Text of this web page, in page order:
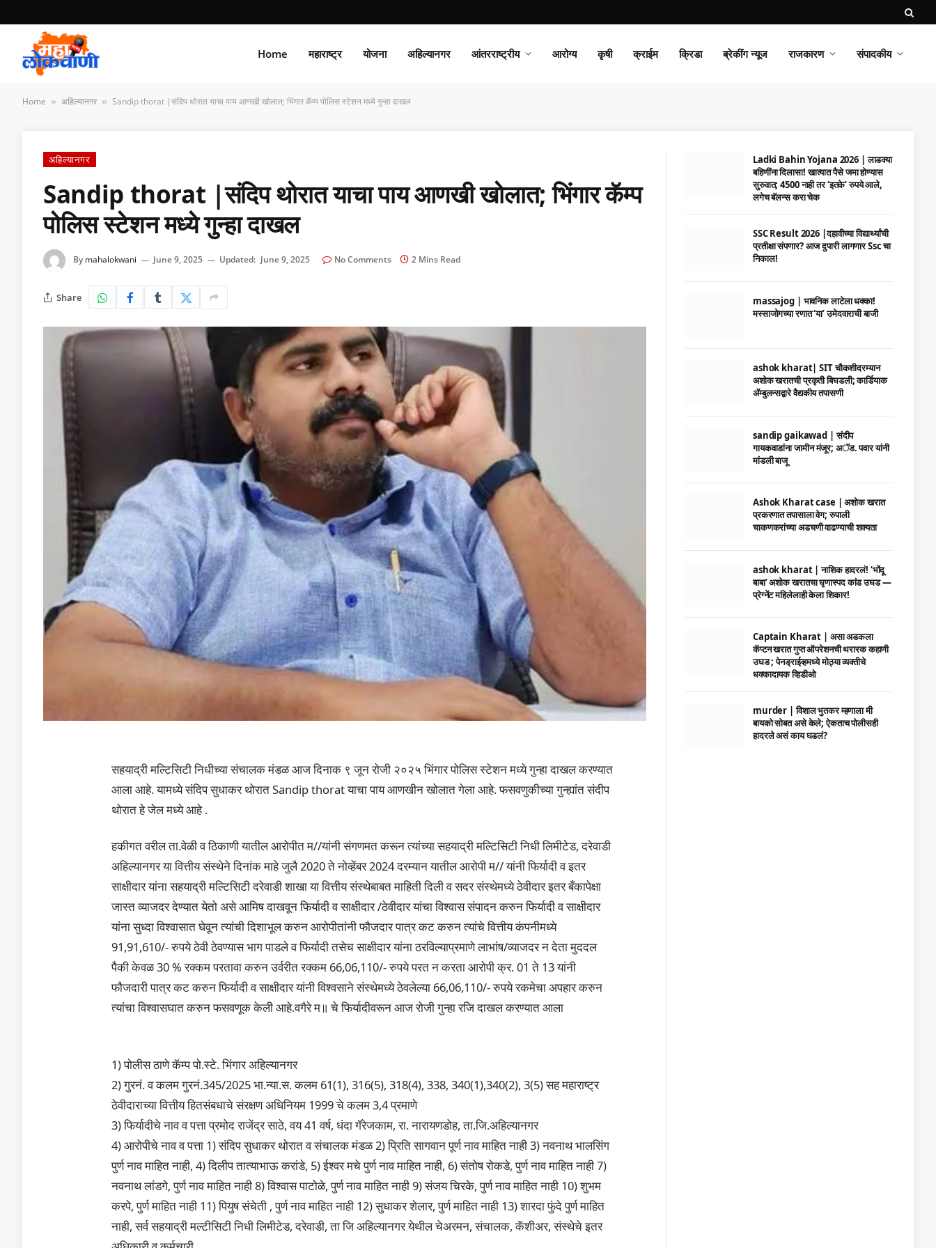
Home महाराष्ट्र योजना अहिल्यानगर आंतरराष्ट्रीय आरोग्य कृषी क्राईम क्रिडा ब्रेकींग न्यूज राजकारण संपादकीय
Home » अहिल्यानगर » Sandip thorat |संदिप थोरात याचा पाय आणखी खोलात; भिंगार कॅम्प पोलिस स्टेशन मध्ये गुन्हा दाखल
अहिल्यानगर
Sandip thorat |संदिप थोरात याचा पाय आणखी खोलात; भिंगार कॅम्प
पोलिस स्टेशन मध्ये गुन्हा दाखल
By mahalokwani June 9, 2025 Updated: June 9, 2025 No Comments 2 Mins Read
Share
सहयाद्री मल्टिसिटी निधीच्या संचालक मंडळ आज दिनाक ९ जून रोजी २०२५ भिंगार पोलिस स्टेशन मध्ये गुन्हा दाखल करण्यात
आला आहे. यामध्ये संदिप सुधाकर थोरात Sandip thorat याचा पाय आणखीन खोलात गेला आहे. फसवणुकीच्या गुन्ह्यांत संदीप
थोरात हे जेल मध्ये आहे .
हकीगत वरील ता.वेळी व ठिकाणी यातील आरोपीत म//यांनी संगणमत करून त्यांच्या सहयाद्री मल्टिसिटी निधी लिमीटेड, दरेवाडी
अहिल्यानगर या वित्तीय संस्थेने दिनांक माहे जुलै 2020 ते नोव्हेंबर 2024 दरम्यान यातील आरोपी म// यांनी फिर्यादी व इतर
साक्षीदार यांना सहयाद्री मल्टिसिटी दरेवाडी शाखा या वित्तीय संस्थेबाबत माहिती दिली व सदर संस्थेमध्ये ठेवीदार इतर बँकापेक्षा
जास्त व्याजदर देण्यात येतो असे आमिष दाखवून फिर्यादी व साक्षीदार /ठेवीदार यांचा विश्वास संपादन करुन फिर्यादी व साक्षीदार
यांना सुध्दा विश्वासात घेवून त्यांची दिशाभूल करुन आरोपीतांनी फौजदार पात्र कट करुन त्यांचे वित्तीय कंपनीमध्ये
91,91,610/- रुपये ठेवी ठेवण्यास भाग पाडले व फिर्यादी तसेच साक्षीदार यांना ठरविल्याप्रमाणे लाभांष/व्याजदर न देता मुददल
पैकी केवळ 30 % रक्कम परतावा करुन उर्वरीत रक्कम 66,06,110/- रुपये परत न करता आरोपी क्र. 01 ते 13 यांनी
फौजदारी पात्र कट करुन फिर्यादी व साक्षीदार यांनी विश्वसाने संस्थेमध्ये ठेवलेल्या 66,06,110/- रुपये रकमेचा अपहार करुन
त्यांचा विश्वासघात करुन फसवणूक केली आहे.वगैरे म॥ चे फिर्यादीवरून आज रोजी गुन्हा रजि दाखल करण्यात आला
1) पोलीस ठाणे कॅम्प पो.स्टे. भिंगार अहिल्यानगर
2) गुरनं. व कलम गुरनं.345/2025 भा.न्या.स. कलम 61(1), 316(5), 318(4), 338, 340(1),340(2), 3(5) सह महाराष्ट्र
ठेवीदाराच्या वित्तीय हितसंबधाचे संरक्षण अधिनियम 1999 चे कलम 3,4 प्रमाणे
3) फिर्यादीचे नाव व पत्ता प्रमोद राजेंद्र साठे, वय 41 वर्ष, धंदा गॅरेजकाम, रा. नारायणडोह, ता.जि.अहिल्यानगर
4) आरोपीचे नाव व पत्ता 1) संदिप सुधाकर थोरात व संचालक मंडळ 2) प्रिति सागवान पूर्ण नाव माहित नाही 3) नवनाथ भालसिंग
पुर्ण नाव माहित नाही, 4) दिलीप तात्याभाऊ करांडे, 5) ईश्वर मचे पुर्ण नाव माहित नाही, 6) संतोष रोकडे, पुर्ण नाव माहित नाही 7)
नवनाथ लांडगे, पुर्ण नाव माहित नाही 8) विश्वास पाटोळे, पुर्ण नाव माहित नाही 9) संजय चिरके, पुर्ण नाव माहित नाही 10) शुभम
करपे, पुर्ण माहित नाही 11) पियुष संचेती , पुर्ण नाव माहित नाही 12) सुधाकर शेलार, पुर्ण माहित नाही 13) शारदा फुंदे पुर्ण माहित
नाही, सर्व सहयाद्री मल्टीसिटी निधी लिमीटेड, दरेवाडी, ता जि अहिल्यानगर येथील चेअरमन, संचालक, कॅशीअर, संस्थेचे इतर
Ladki Bahin Yojana 2026 | लाडक्या
बहिणींना दिलासा! खात्यात पैसे जमा होण्यास
सुरुवात; 4500 नाही तर ‘इतके’ रुपये आले,
लगेच बॅलन्स करा चेक
SSC Result 2026 |दहावीच्या विद्यार्थ्यांची
प्रतीक्षा संपणार? आज दुपारी लागणार Ssc चा
निकाल!
massajog | भावनिक लाटेला धक्का!
मस्साजोगच्या रणात ‘या’ उमेदवाराची बाजी
ashok kharat| SIT चौकशीदरम्यान
अशोक खरातची प्रकृती बिघडली; कार्डियाक
ॲम्बुलन्सद्वारे वैद्यकीय तपासणी
sandip gaikawad | संदीप
गायकवाडांना जामीन मंजूर; अॅड. पवार यांनी
मांडली बाजू
Ashok Kharat case | अशोक खरात
प्रकरणात तपासाला वेग; रुपाली
चाकणकरांच्या अडचणी वाढण्याची शक्यता
ashok kharat | नाशिक हादरलं! ‘भोंदू
बाबा’ अशोक खरातचा घृणास्पद कांड उघड —
प्रेग्नेंट महिलेलाही केला शिकार!
Captain Kharat | असा अडकला
कॅप्टन खरात गुप्त ऑपरेशनची थरारक कहाणी
उघड ; पेनड्राईव्हमध्ये मोठ्या व्यक्तीचे
धक्कादायक व्हिडीओ
murder | विशाल भुतकर म्हणाला मी
बायको सोबत असे केले; ऐकताच पोलीसही
हादरले असं काय घडलं?